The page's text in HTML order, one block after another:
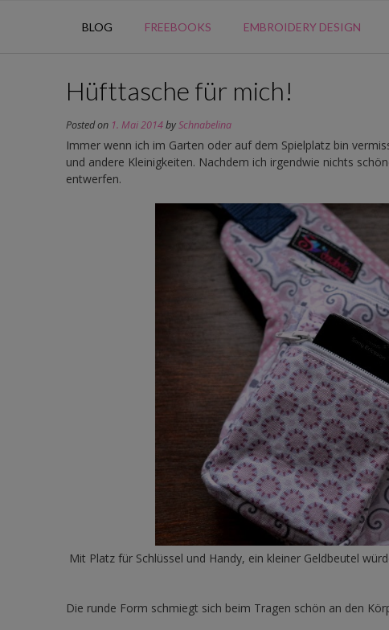
BLOG FREEBOOKS EMBROIDERY DESIGN
Hüfttasche für mich!
Posted on 1. Mai 2014bySchnabelina
Immer wenn ich im Garten oder auf dem Spielplatz bin
und andere Kleinigkeiten. Nachdem ich irgendwie nichts
entwerfen.
Mit Platz für Schlüssel und Handy, ein kleiner Geldbeutel
Die runde Form schmiegt sich beim Tragen schön an den